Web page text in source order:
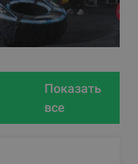
Показать
все